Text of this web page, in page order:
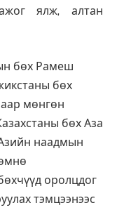
ялж, алтан
бөх Рамеш
бөх
мөнгөн
бөх Аза
наадмын
оролцдог
тэмцээнээс